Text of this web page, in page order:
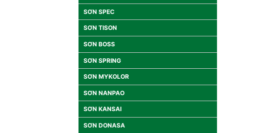
SƠN SPEC
SƠN TISON
SƠN BOSS
SƠN SPRING
SƠN MYKOLOR
SƠN NANPAO
SƠN KANSAI
SƠN DONASA